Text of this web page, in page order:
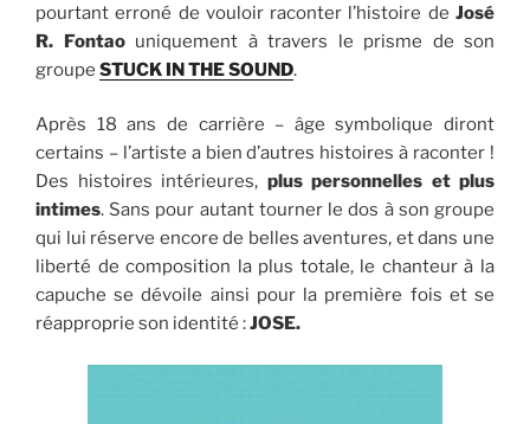
pourtant erroné de vouloir raconter l’histoire de José
R. Fontaouniquement à travers le prisme de son
groupe STUCK IN THE SOUND.
Après 18 ans de carrière – âge symbolique diront
certains – l’artiste a bien d’autres histoires à raconter !
Des histoires intérieures, plus personnelles et plus
intimes. Sans pour autant tourner le dos à son groupe
qui lui réserve encore de belles aventures, et dans une
liberté de composition la plus totale, le chanteur à la
capuche se dévoile ainsi pour la première fois et se
réapproprie son identité :JOSE.